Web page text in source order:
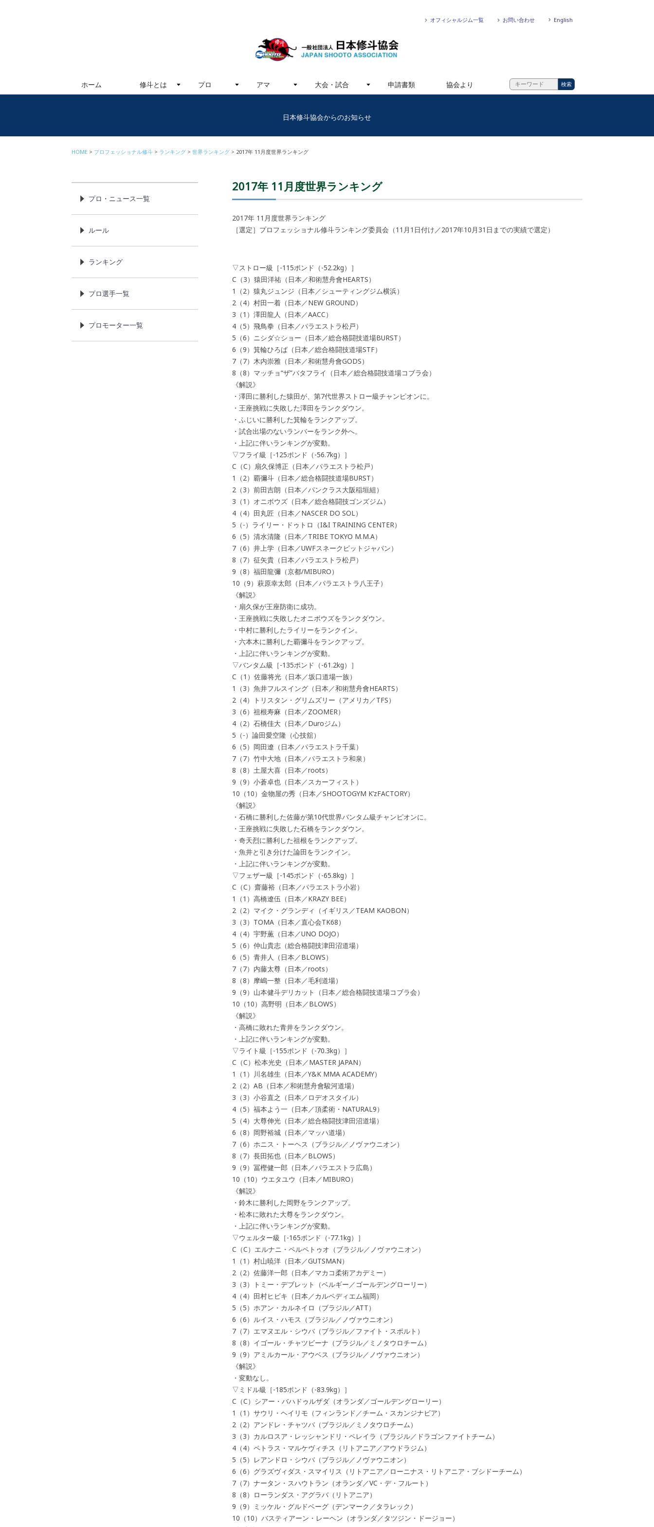
オフィシャルジム一覧 お問い合わせ English
ホーム 修斗とは プロ アマ 大会・試合 申請書類 協会より
日本修斗協会からのお知らせ
HOME プロフェッショナル修斗 ランキング 世界ランキング 2017年 11月度世界ランキング
2017年 11月度世界ランキング
2017年 11月度世界ランキング
［選定］プロフェッショナル修斗ランキング委員会（11月1日付け／2017年10月31日までの実績で選定）
▽ストロー級［-115ポンド（-52.2kg）］
C（3）猿田洋祐（日本／和術慧舟會HEARTS）
1（2）猿丸ジュンジ（日本／シューティングジム横浜）
2（4）村田一着（日本／NEW GROUND）
3（1）澤田龍人（日本／AACC）
4（5）飛鳥拳（日本／パラエストラ松戸）
5（6）ニシダ☆ショー（日本／総合格闘技道場BURST）
6（9）箕輪ひろば（日本／総合格闘技道場STF）
7（7）木内崇雅（日本／和術慧舟會GODS）
8（8）マッチョ“ザ”バタフライ（日本／総合格闘技道場コブラ会）
《解説》
・澤田に勝利した猿田が、第7代世界ストロー級チャンピオンに。
・王座挑戦に失敗した澤田をランクダウン。
・ふじいに勝利した箕輪をランクアップ。
・試合出場のないランバーをランク外へ。
・上記に伴いランキングが変動。
▽フライ級［-125ポンド（-56.7kg）］
C（C）扇久保博正（日本／パラエストラ松戸）
1（2）覇彌斗（日本／総合格闘技道場BURST）
2（3）前田吉朗（日本／パンクラス大阪稲垣組）
3（1）オニボウズ（日本／総合格闘技ゴンズジム）
4（4）田丸匠（日本／NASCER DO SOL）
5（-）ライリー・ドゥトロ（I&I TRAINING CENTER）
6（5）清水清隆（日本／TRIBE TOKYO M.M.A）
7（6）井上学（日本／UWFスネークピットジャパン）
8（7）征矢貴（日本／パラエストラ松戸）
9（8）福田龍彌（京都/MIBURO）
10（9）萩原幸太郎（日本／パラエストラ八王子）
《解説》
・扇久保が王座防衛に成功。
・王座挑戦に失敗したオニボウズをランクダウン。
・中村に勝利したライリーをランクイン。
・六本木に勝利した覇彌斗をランクアップ。
・上記に伴いランキングが変動。
▽バンタム級［-135ポンド（-61.2kg）］
C（1）佐藤将光（日本／坂口道場一族）
1（3）魚井フルスイング（日本／和術慧舟會HEARTS）
2（4）トリスタン・グリムズリー（アメリカ／TFS）
3（6）祖根寿麻（日本／ZOOMER）
4（2）石橋佳大（日本／Duroジム）
5（-）論田愛空隆（心技舘）
6（5）岡田遼（日本／パラエストラ千葉）
7（7）竹中大地（日本／パラエストラ和泉）
8（8）土屋大喜（日本／roots）
9（9）小蒼卓也（日本／スカーフィスト）
10（10）金物屋の秀（日本／SHOOTOGYM K’zFACTORY）
《解説》
・石橋に勝利した佐藤が第10代世界バンタム級チャンピオンに。
・王座挑戦に失敗した石橋をランクダウン。
・奇天烈に勝利した祖根をランクアップ。
・魚井と引き分けた論田をランクイン。
・上記に伴いランキングが変動。
▽フェザー級［-145ポンド（-65.8kg）］
C（C）齋藤裕（日本／パラエストラ小岩）
1（1）高橋遼伍（日本／KRAZY BEE）
2（2）マイク・グランディ（イギリス／TEAM KAOBON）
3（3）TOMA（日本／直心会TK68）
4（4）宇野薫（日本／UNO DOJO）
5（6）仲山貴志（総合格闘技津田沼道場）
6（5）青井人（日本／BLOWS）
7（7）内藤太尊（日本／roots）
8（8）摩嶋一整（日本／毛利道場）
9（9）山本健斗デリカット（日本／総合格闘技道場コブラ会）
10（10）高野明（日本／BLOWS）
《解説》
・高橋に敗れた青井をランクダウン。
・上記に伴いランキングが変動。
▽ライト級［-155ポンド（-70.3kg）］
C（C）松本光史（日本／MASTER JAPAN）
1（1）川名雄生（日本／Y&K MMA ACADEMY）
2（2）AB（日本／和術慧舟會駿河道場）
3（3）小谷直之（日本／ロデオスタイル）
4（5）福本よう一（日本／頂柔術・NATURAL9）
5（4）大尊伸光（日本／総合格闘技津田沼道場）
6（8）岡野裕城（日本／マッハ道場）
7（6）ホニス・トーヘス（ブラジル／ノヴァウニオン）
8（7）長田拓也（日本／BLOWS）
9（9）冨樫健一郎（日本／パラエストラ広島）
10（10）ウエタユウ（日本／MIBURO）
《解説》
・鈴木に勝利した岡野をランクアップ。
・松本に敗れた大尊をランクダウン。
・上記に伴いランキングが変動。
▽ウェルター級［-165ポンド（-77.1kg）］
C（C）エルナニ・ペルペトゥオ（ブラジル／ノヴァウニオン）
1（1）村山暁洋（日本／GUTSMAN）
2（2）佐藤洋一郎（日本／マカコ柔術アカデミー）
3（3）トミー・デブレット（ベルギー／ゴールデングローリー）
4（4）田村ヒビキ（日本／カルペディエム福岡）
5（5）ホアン・カルネイロ（ブラジル／ATT）
6（6）ルイス・ハモス（ブラジル／ノヴァウニオン）
7（7）エマヌエル・シウバ（ブラジル／ファイト・スポルト）
8（8）イゴール・チャツビーナ（ブラジル／ミノタウロチーム）
9（9）アミルカール・アウベス（ブラジル／ノヴァウニオン）
《解説》
・変動なし。
▽ミドル級［-185ポンド（-83.9kg）］
C（C）シアー・バハドゥルザダ（オランダ／ゴールデングローリー）
1（1）サウリ・ヘイリモ（フィンランド／チーム・スカンジナビア）
2（2）アンドレ・チャツバ（ブラジル／ミノタウロチーム）
3（3）カルロスア・レッシャンドリ・ペレイラ（ブラジル／ドラゴンファイトチーム）
4（4）ペトラス・マルケヴィチス（リトアニア／アウドラジム）
5（5）レアンドロ・シウバ（ブラジル／ノヴァウニオン）
6（6）グラズヴィダス・スマイリス（リトアニア／ローニナス・リトアニア・ブシドーチーム）
7（7）ナータン・スハウトラン（オランダ／VC・デ・フルート）
8（8）ローランダス・アグラバ（リトアニア）
9（9）ミッケル・グルドベーグ（デンマーク／タラレック）
10（10）バスティアーン・レーヘン（オランダ／タツジン・ドージョー）
プロ・ニュース一覧
ルール
ランキング
プロ選手一覧
プロモーター一覧